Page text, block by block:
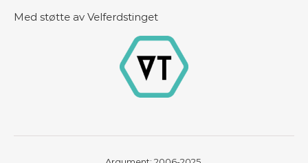
Med støtte av Velferdstinget